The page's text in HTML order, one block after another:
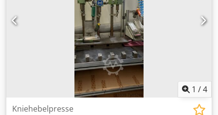
1 /4
Kniehebelpresse